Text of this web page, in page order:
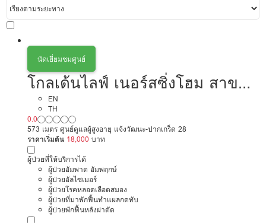
นัดเยี่ยมชมศูนย์
โกลเด้นไลฟ์ เนอร์สซิ่งโฮม สาขา
แจ้งวัฒนะ
EN
TH
0.0
573 เมตร ศูนย์ดูแลผู้สูงอายุ แจ้งวัฒนะ-ปากเกร็ด 28
ราคาเริ่มต้น 18,000 บาท
ผู้ป่วยที่ให้บริการได้
ผู้ป่วยอัมพาต อัมพฤกษ์
ผู้ป่วยอัลไซเมอร์
ผู้ป่วยโรคหลอดเลือดสมอง
ผู้ป่วยที่มาพักฟื้นทำแผลกดทับ
ผู้ป่วยพักฟื้นหลังผ่าตัด